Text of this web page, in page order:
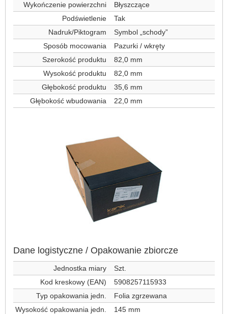
Wykończenie powierzchni
Błyszczące
Podświetlenie
Tak
Nadruk/Piktogram
Symbol „schody”
Sposób mocowania
Pazurki / wkręty
Szerokość produktu
82,0 mm
Wysokość produktu
82,0 mm
Głębokość produktu
35,6 mm
Głębokość wbudowania
22,0 mm
Dane logistyczne / Opakowanie zbiorcze
Jednostka miary
Szt.
Kod kreskowy (EAN)
5908257115933
Typ opakowania jedn.
Folia zgrzewana
Wysokość opakowania jedn.
145 mm